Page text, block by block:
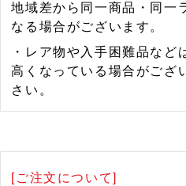
地域差から同一商品・同一
なる場合がございます。
・レア物や入手困難品など
高くなっている場合がござ
さい。
[ご注文について]